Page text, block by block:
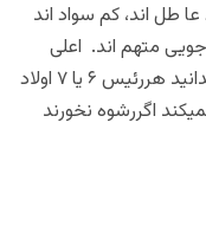
عا طل اند، کم سواد اند
متهم اند. اعلی
حضرت فرموده بودند وزیر صاحب شما میدانید هررئیس ۶ یا ۷ اولاد
اگررشوه نخورند